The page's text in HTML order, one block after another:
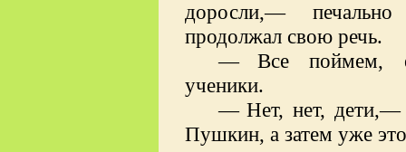
доросли,—
продолжал свою речь.
—
Все поймем,
ученики.
— Нет, нет,
Пушкин, а затем уже